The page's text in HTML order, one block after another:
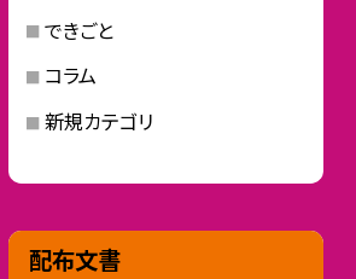
できごと
コラム
新規カテゴリ
配布文書